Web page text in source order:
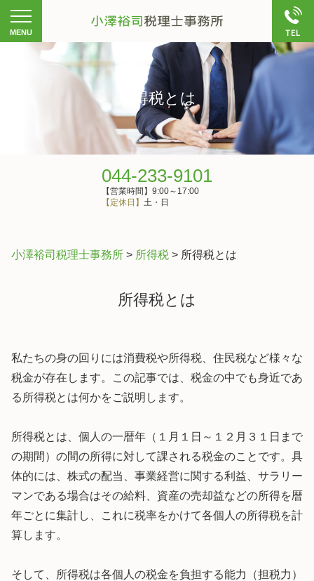
所得税とは
044-233-9101
【営業時間】9:00～17:00
【定休日】 土・日
小澤裕司税理士事務所 > 所得税 > 所得税とは
所得税とは
私たちの身の回りには消費税や所得税、住民税など様々な
税金が存在します。この記事では、税金の中でも身近であ
る所得税とは何かをご説明します。
所得税とは、個人の一暦年（１月１日～１２月３１日まで
の期間）の間の所得に対して課される税金のことです。具
体的には、株式の配当、事業経営に関する利益、サラリー
マンである場合はその給料、資産の売却益などの所得を暦
年ごとに集計し、これに税率をかけて各個人の所得税を計
算します。
そして、所得税は各個人の税金を負担する能力（担税力）